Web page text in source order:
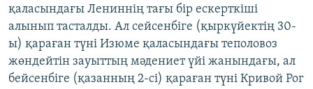
қаласындағы Лениннің тағы бір ескерткіші
алынып тасталды. Ал сейсенбіге (қыркүйектің 30-
ы) қараған түні Изюме қаласындағы теполовоз
жөндейтін зауыттың мәдениет үйі жанындағы, ал
бейсенбіге (қазанның 2-сі) қараған түні Кривой Рог